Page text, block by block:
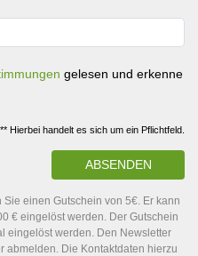
gelesen und erkenne
** Hierbei handelt es sich um ein Pflichtfeld.
ABSENDEN
einen Gutschein von 5€. Er kann
€ eingelöst werden. Der Gutschein
eingelöst werden. Den Newsletter
abmelden. Die Kontaktdaten hierzu